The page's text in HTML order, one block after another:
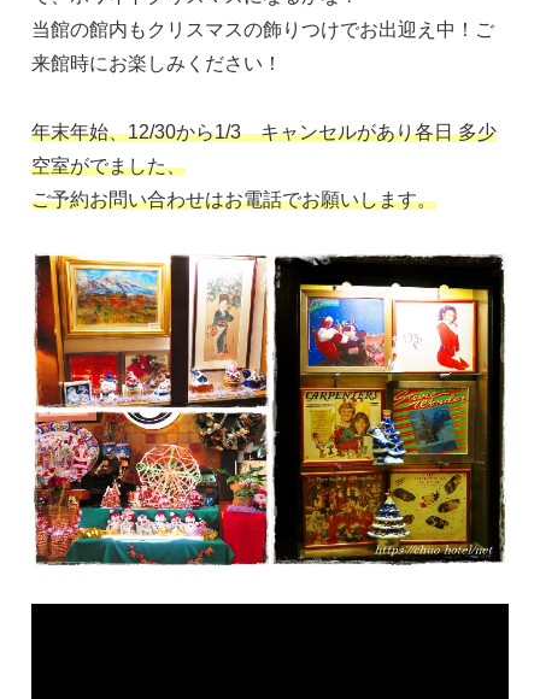
当館の館内もクリスマスの飾りつけでお出迎え中！ご
来館時にお楽しみください！
年末年始、12/30から1/3 キャンセルがあり各日 多少
空室がでました、
ご予約お問い合わせはお電話でお願いします。